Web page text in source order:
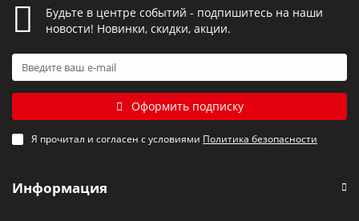
Будьте в центре событий - подпишитесь на наши
новости! Новинки, скидки, акции.
Оформить подписку
Я прочитал и согласен с условиями Политика безопасности
Информация